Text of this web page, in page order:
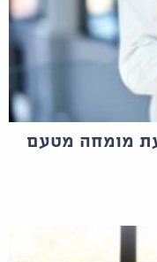
מומחה מטעם